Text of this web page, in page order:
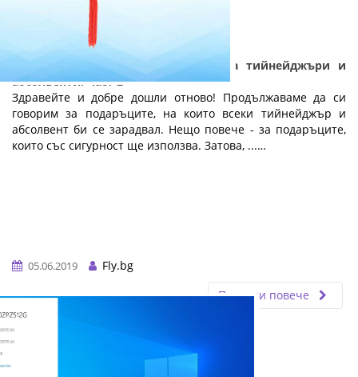
Практични и полезни подаръци за тийнейджъри и
абсолвенти: Част 2
Здравейте и добре дошли отново! Продължаваме да си
говорим за подаръците, на които всеки тийнейджър и
абсолвент би се зарадвал. Нещо повече - за подаръците,
които със сигурност ще използва. Затова, ...…
05.06.2019
Fly.bg
Прочети повече